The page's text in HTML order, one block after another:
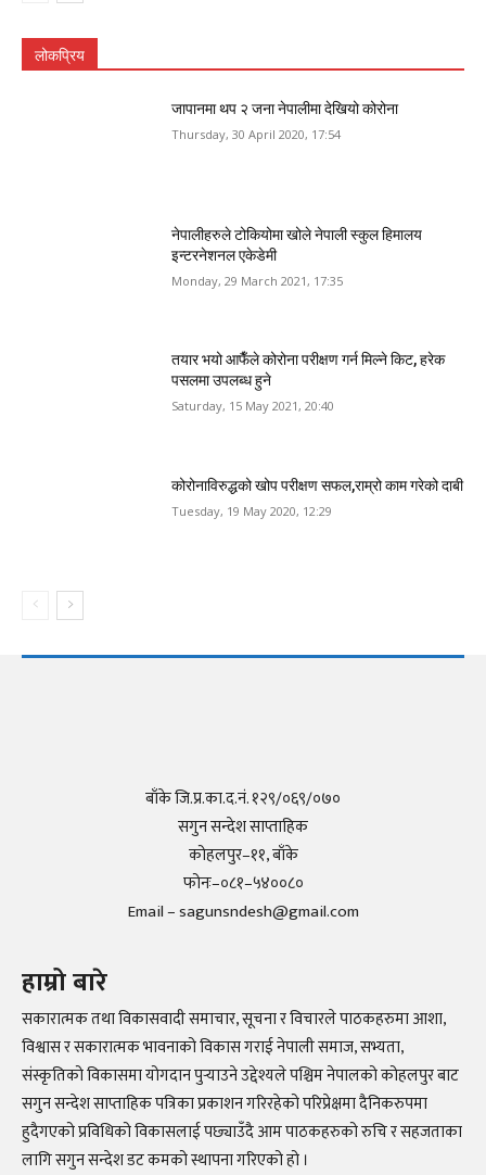
लोकप्रिय
जापानमा थप २ जना नेपालीमा देखियो कोरोना
Thursday, 30 April 2020, 17:54
नेपालीहरुले टोकियोमा खोले नेपाली स्कुल हिमालय
इन्टरनेशनल एकेडेमी
Monday, 29 March 2021, 17:35
तयार भयो आफैँले कोरोना परीक्षण गर्न मिल्ने किट, हरेक
पसलमा उपलब्ध हुने
Saturday, 15 May 2021, 20:40
कोरोनाविरुद्धको खोप परीक्षण सफल,राम्रो काम गरेको दाबी
Tuesday, 19 May 2020, 12:29
बाँके जि.प्र.का.द.नं. १२९/०६९/०७०
सगुन सन्देश साप्ताहिक
कोहलपुर–११, बाँके
फोनः–०८१–५४००८०
Email – sagunsndesh@gmail.com
हाम्रो बारे
सकारात्मक तथा विकासवादी समाचार, सूचना र विचारले पाठकहरुमा आशा,
विश्वास र सकारात्मक भावनाको विकास गराई नेपाली समाज, सभ्यता,
संस्कृतिको विकासमा योगदान पुर्‍याउने उद्देश्यले पश्चिम नेपालको कोहलपुर बाट
सगुन सन्देश साप्ताहिक पत्रिका प्रकाशन गरिरहेको परिप्रेक्षमा दैनिकरुपमा
हुदैगएको प्रविधिको विकासलाई पछ्याउँदै आम पाठकहरुको रुचि र सहजताका
लागि सगुन सन्देश डट कमको स्थापना गरिएको हो ।